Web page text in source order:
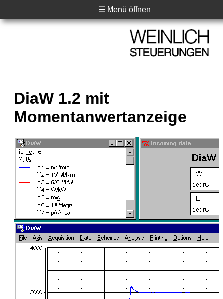
☰ Menü öffnen
DiaW 1.2 mit
Momentanwertanzeige